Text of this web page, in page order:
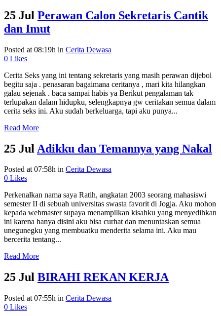
25 Jul Perawan Calon Sekretaris Cantik
dan Imut
Posted at 08:19h in Cerita Dewasa
0 Likes
Cerita Seks yang ini tentang sekretaris yang masih perawan dijebol
begitu saja . penasaran bagaimana ceritanya , mari kita hilangkan
galau sejenak . baca sampai habis ya Berikut pengalaman tak
terlupakan dalam hidupku, selengkapnya gw ceritakan semua dalam
cerita seks ini. Aku sudah berkeluarga, tapi aku punya...
Read More
25 Jul Adikku dan Temannya yang Nakal
Posted at 07:58h in Cerita Dewasa
0 Likes
Perkenalkan nama saya Ratih, angkatan 2003 seorang mahasiswi
semester II di sebuah universitas swasta favorit di Jogja. Aku mohon
kepada webmaster supaya menampilkan kisahku yang menyedihkan
ini karena hanya disini aku bisa curhat dan menuntaskan semua
unegunegku yang membuatku menderita selama ini. Aku mau
bercerita tentang...
Read More
25 Jul BIRAHI REKAN KERJA
Posted at 07:55h in Cerita Dewasa
0 Likes